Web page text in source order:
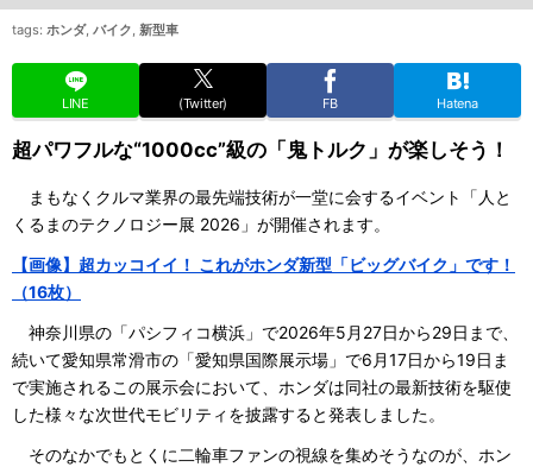
tags: ホンダ, バイク, 新型車
LINE (Twitter) FB Hatena
超パワフルな“1000cc”級の「鬼トルク」が楽しそう！
まもなくクルマ業界の最先端技術が一堂に会するイベント「人と
くるまのテクノロジー展 2026」が開催されます。
【画像】超カッコイイ！ これがホンダ新型「ビッグバイク」です！
（16枚）
神奈川県の「パシフィコ横浜」で2026年5月27日から29日まで、
続いて愛知県常滑市の「愛知県国際展示場」で6月17日から19日ま
で実施されるこの展示会において、ホンダは同社の最新技術を駆使
した様々な次世代モビリティを披露すると発表しました。
そのなかでもとくに二輪車ファンの視線を集めそうなのが、ホン